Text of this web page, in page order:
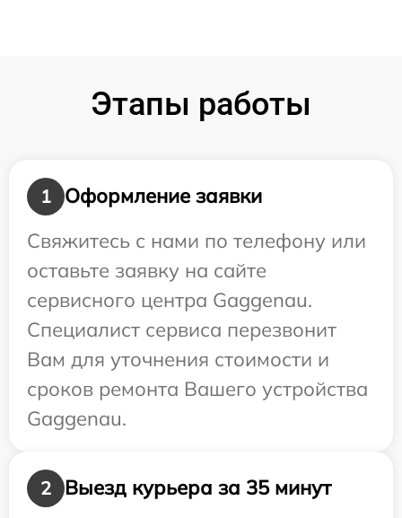
Этапы работы
1
Оформление заявки
Свяжитесь с нами по телефону или
оставьте заявку на сайте
сервисного центра Gaggenau.
Специалист сервиса перезвонит
Вам для уточнения стоимости и
сроков ремонта Вашего устройства
Gaggenau.
2
Выезд курьера за 35 минут